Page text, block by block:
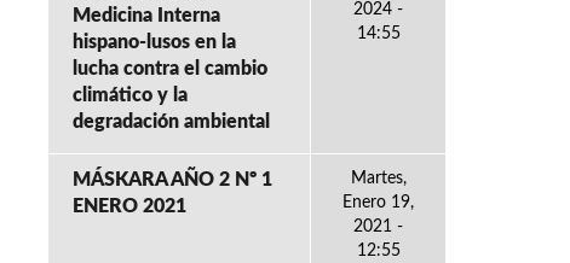
Medicina Interna
hispano-lusos en la
lucha contra el cambio
climático y la
degradación ambiental
2024 -
14:55
MÁSKARA AÑO 2 Nº 1
ENERO 2021
Martes,
Enero 19,
2021 -
12:55